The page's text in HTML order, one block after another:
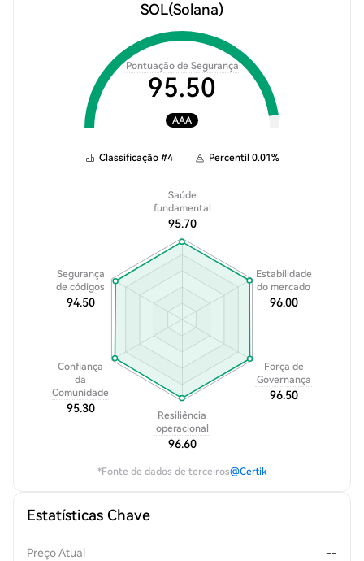
SOL(Solana)
Pontuação de Segurança
95.50
AAA
Classificação #4 Percentil 0.01%
Saúde
fundamental
95.70
Segurança
de códigos
94.50
Confiança
da
Comunidade
95.30
Resiliência
operacional
96.60
Força de
Governança
96.50
Estabilidade
do mercado
96.00
*Fonte de dados de terceiros@Certik
Estatísticas Chave
Preço Atual
--